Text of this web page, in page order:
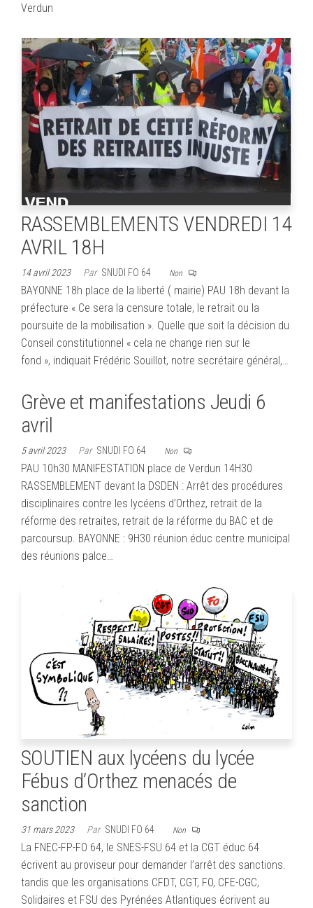
Verdun
RASSEMBLEMENTS VENDREDI 14
AVRIL 18H
14 avril 2023 Par SNUDI FO 64 Non
BAYONNE 18h place de la liberté ( mairie) PAU 18h devant la
préfecture « Ce sera la censure totale, le retrait ou la
poursuite de la mobilisation ». Quelle que soit la décision du
Conseil constitutionnel « cela ne change rien sur le
fond », indiquait Frédéric Souillot, notre secrétaire général,…
Grève et manifestations Jeudi 6
avril
5 avril 2023 Par SNUDI FO 64 Non
PAU 10h30 MANIFESTATION place de Verdun 14H30
RASSEMBLEMENT devant la DSDEN : Arrêt des procédures
disciplinaires contre les lycéens d’Orthez, retrait de la
réforme des retraites, retrait de la réforme du BAC et de
parcoursup. BAYONNE : 9H30 réunion éduc centre municipal
des réunions palce…
SOUTIEN aux lycéens du lycée
Fébus d’Orthez menacés de
sanction
31 mars 2023 Par SNUDI FO 64 Non
La FNEC-FP-FO 64, le SNES-FSU 64 et la CGT éduc 64
écrivent au proviseur pour demander l’arrêt des sanctions.
tandis que les organisations CFDT, CGT, FO, CFE-CGC,
Solidaires et FSU des Pyrénées Atlantiques écrivent au